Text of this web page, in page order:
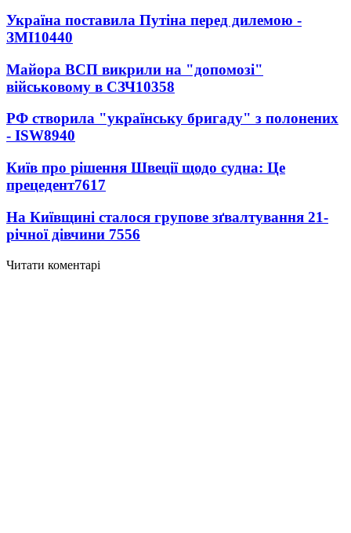
Україна поставила Путіна перед дилемою -
ЗМІ10440
Майора ВСП викрили на "допомозі"
військовому в СЗЧ10358
РФ створила "українську бригаду" з полонених
- ISW8940
Київ про рішення Швеції щодо судна: Це
прецедент7617
На Київщині сталося групове зґвалтування 21-
річної дівчини 7556
Читати коментарі